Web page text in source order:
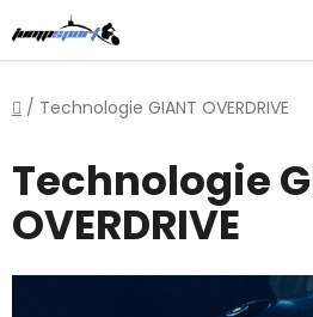
na
obsah
Domů
/ Technologie GIANT OVERDRIVE
Technologie
OVERDRIVE